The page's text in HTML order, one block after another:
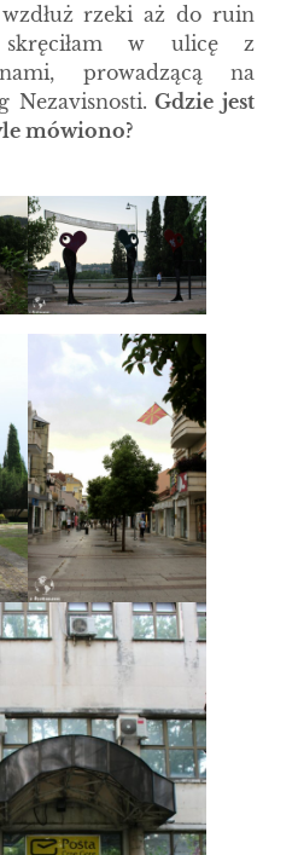
rzeki aż do ruin
skręciłam w ulicę z
prowadzącą na
Nezavisnosti. Gdzie jest
mówiono?